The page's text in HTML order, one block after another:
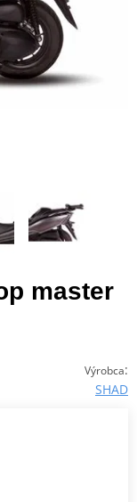
master
Výrobca:
SHAD